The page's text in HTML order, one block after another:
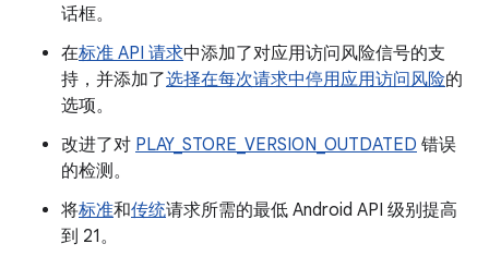
话框。
在标准 API 请求中添加了对应用访问风险信号的支
持，并添加了选择在每次请求中停用应用访问风险的
选项。
改进了对 PLAY_STORE_VERSION_OUTDATED 错误
的检测。
将标准和传统请求所需的最低 Android API 级别提高
到 21。